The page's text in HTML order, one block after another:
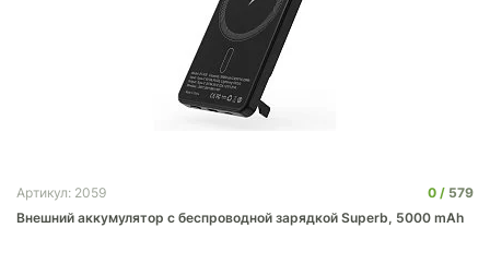
Артикул: 2059 0
579
Внешний аккумулятор c беспроводной зарядкой Superb, 5000 mAh